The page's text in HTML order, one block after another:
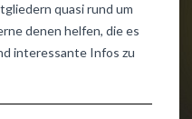
quasi rund um
denen helfen, die es
interessante Infos zu